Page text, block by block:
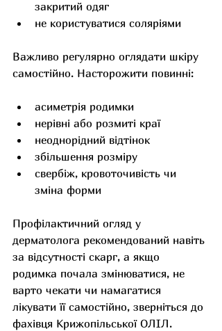
закритий одяг
не користуватися соляріями
Важливо регулярно оглядати шкіру
самостійно. Насторожити повинні:
асиметрія родимки
нерівні або розмиті краї
неоднорідний відтінок
збільшення розміру
свербіж, кровоточивість чи
зміна форми
Профілактичний огляд у
дерматолога рекомендований навіть
за відсутності скарг, а якщо
родимка почала змінюватися, не
варто чекати чи намагатися
лікувати її самостійно, зверніться до
фахівця Крижопільської ОЛІЛ.